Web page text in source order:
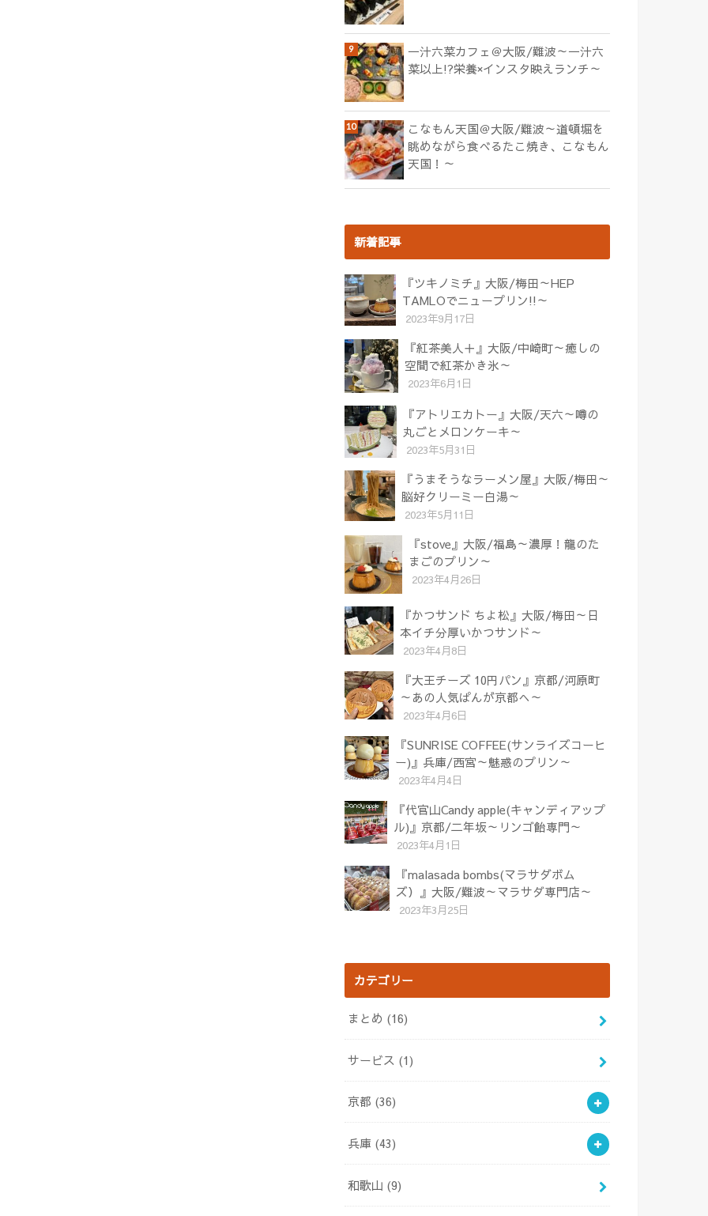
一汁六菜カフェ＠大阪/難波～一汁六
菜以上!?栄養×インスタ映えランチ～
こなもん天国＠大阪/難波～道頓堀を
眺めながら食べるたこ焼き、こなもん
天国！～
新着記事
『ツキノミチ』大阪/梅田～HEP
TAMLOでニュープリン!!～
2023年9月17日
『紅茶美人＋』大阪/中崎町～癒しの
空間で紅茶かき氷～
2023年6月1日
『アトリエカトー』大阪/天六～噂の
丸ごとメロンケーキ～
2023年5月31日
『うまそうなラーメン屋』大阪/梅田～
脳好クリーミー白湯～
2023年5月11日
『stove』大阪/福島～濃厚！龍のた
まごのプリン～
2023年4月26日
『かつサンド ちよ松』大阪/梅田～日
本イチ分厚いかつサンド～
2023年4月8日
『大王チーズ 10円パン』京都/河原町
～あの人気ぱんが京都へ～
2023年4月6日
『SUNRISE COFFEE(サンライズコーヒ
ー)』兵庫/西宮～魅惑のプリン～
2023年4月4日
『代官山Candy apple(キャンディアップ
ル)』京都/二年坂～リンゴ飴専門～
2023年4月1日
『malasada bombs(マラサダボム
ズ）』大阪/難波～マラサダ専門店～
2023年3月25日
カテゴリー
まとめ (16)
サービス (1)
京都 (36)
兵庫 (43)
和歌山 (9)